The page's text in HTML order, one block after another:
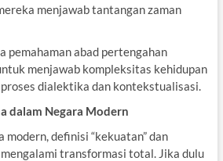
menjawab tantangan zaman
pemahaman abad pertengahan
menjawab kompleksitas kehidupan
dialektika dan kontekstualisasi.
dalam Negara Modern
definisi “kekuatan” dan
mengalami transformasi total. Jika dulu